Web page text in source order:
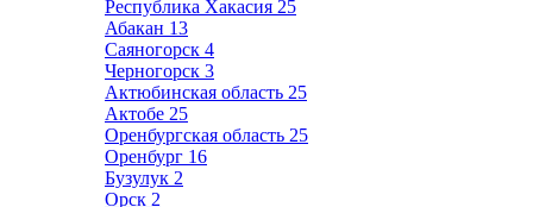
Республика Хакасия 25
Абакан 13
Саяногорск 4
Черногорск 3
Актюбинская область 25
Актобе 25
Оренбургская область 25
Оренбург 16
Бузулук 2
Орск 2